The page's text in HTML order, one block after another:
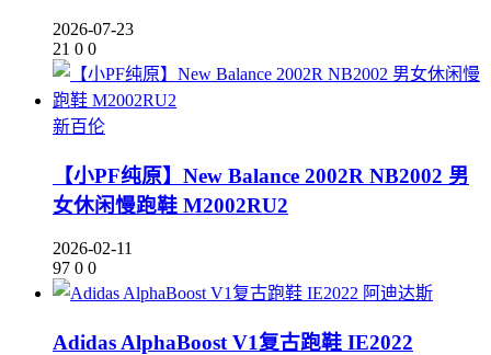
2026-07-23
21 0 0
新百伦
【小PF纯原】New Balance 2002R NB2002 男
女休闲慢跑鞋 M2002RU2
2026-02-11
97 0 0
阿迪达斯
Adidas AlphaBoost V1复古跑鞋 IE2022